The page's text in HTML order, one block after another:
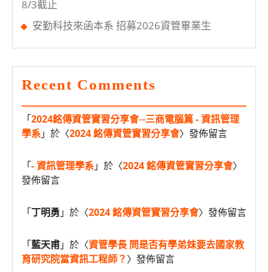
8/3截止
安勤科技來函本系 招募2026資管畢業生
Recent Comments
「2024銘傳資管實習分享會─三商電腦篇 - 資訊管理
學系」於〈2024 銘傳資管實習分享會〉發佈留言
「- 資訊管理學系」於〈2024 銘傳資管實習分享會〉
發佈留言
「丁明勇 」於〈2024 銘傳資管實習分享會〉發佈留言
「藍天甫」於〈資管學長 問是否有學弟妹要去國家教
育研究院當資訊工程師？〉發佈留言